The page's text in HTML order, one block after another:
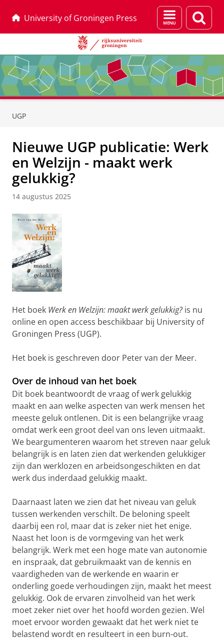
University of Groningen Press
Menu
en
UGP
Nieuwe UGP publicatie: Werk
en Welzijn - maakt werk
gelukkig?
14 augustus 2025
Het boek Werk en Welzijn: maakt werk gelukkig?is nu
online en open access beschikbaar bij University of
Groningen Press (UGP).
Het boek is geschreven door Peter van der Meer.
Over de inhoud van het boek
Dit boek beantwoordt de vraag of werk gelukkig
maakt en aan welke aspecten van werk mensen het
meeste geluk ontlenen. Dit is een belangrijke vraag
omdat werk een groot deel van ons leven uitmaakt.
We beargumenteren waarom het streven naar geluk
belangrijk is en laten zien dat werkenden gelukkiger
zijn dan werklozen en arbeidsongeschikten en dat
werk dus inderdaad gelukkig maakt.
Daarnaast laten we zien dat het niveau van geluk
tussen werkenden verschilt. De beloning speelt
daarbij een rol, maar dat is zeker niet het enige.
Naast het loon is de vormgeving van het werk
belangrijk. Werk met een hoge mate van autonomie
en inspraak, dat gebruikmaakt van de kennis en
vaardigheden van de werkende en waarin er
onderling goede verhoudingen zijn, maakt het meest
gelukkig. Ook de ervaren zinvolheid van het werk
moet zeker niet over het hoofd worden gezien. Wel
moet ervoor worden gewaakt dat het werk niet te
belastend wordt en resulteert in een burn-out.